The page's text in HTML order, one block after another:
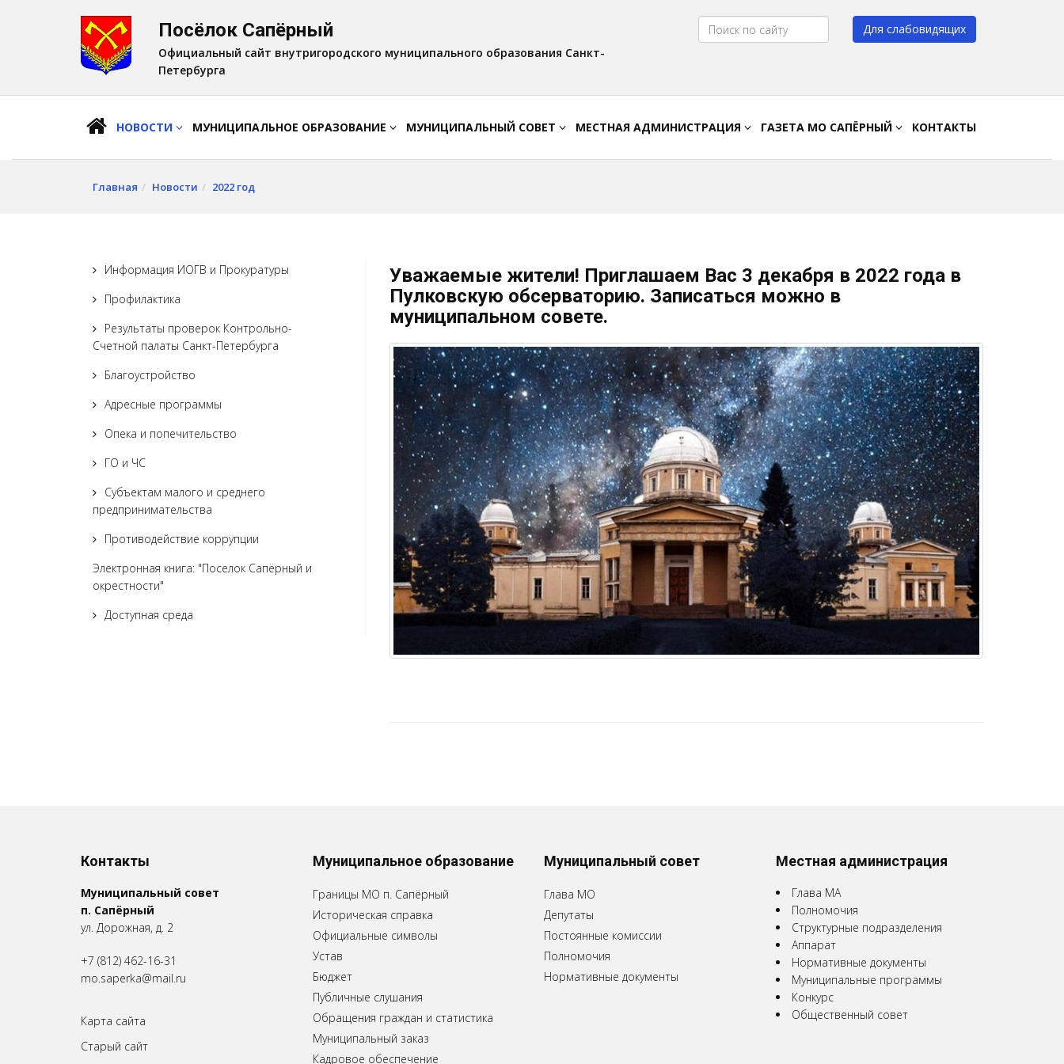
Шрифт:
A A Цвет:A A A A
Посёлок Сапёрный
Официальный сайт внутригородского муниципального образования Санкт-
Петербурга
Для слабовидящих
НОВОСТИ МУНИЦИПАЛЬНОЕ ОБРАЗОВАНИЕ МУНИЦИПАЛЬНЫЙ СОВЕТ МЕСТНАЯ АДМИНИСТРАЦИЯ ГАЗЕТА МО САПЁРНЫЙ КОНТАКТЫ
Главная Новости 2022 год
Информация ИОГВ и Прокуратуры
Профилактика
Результаты проверок Контрольно-
Счетной палаты Санкт-Петербурга
Благоустройство
Адресные программы
Опека и попечительство
ГО и ЧС
Субъектам малого и среднего
предпринимательства
Противодействие коррупции
Электронная книга: "Поселок Сапёрный и
окрестности"
Доступная среда
Уважаемые жители! Приглашаем Вас 3 декабря в 2022 года в
Пулковскую обсерваторию. Записаться можно в
муниципальном совете.
Контакты
Муниципальный совет
п. Сапёрный
ул. Дорожная, д. 2
+7 (812) 462-16-31
mo.saperka@mail.ru
Карта сайта
Старый сайт
Муниципальное образование
Границы МО п. Сапёрный
Историческая справка
Официальные символы
Устав
Бюджет
Публичные слушания
Обращения граждан и статистика
Муниципальный заказ
Кадровое обеспечение
Муниципальный совет
Глава МО
Депутаты
Постоянные комиссии
Полномочия
Нормативные документы
Местная администрация
Глава МА
Полномочия
Структурные подразделения
Аппарат
Нормативные документы
Муниципальные программы
Конкурс
Общественный совет